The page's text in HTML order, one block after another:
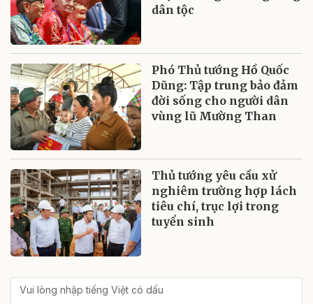
dân tộc
Phó Thủ tướng Hồ Quốc
Dũng: Tập trung bảo đảm
đời sống cho người dân
vùng lũ Mường Than
Thủ tướng yêu cầu xử
nghiêm trường hợp lách
tiêu chí, trục lợi trong
tuyển sinh